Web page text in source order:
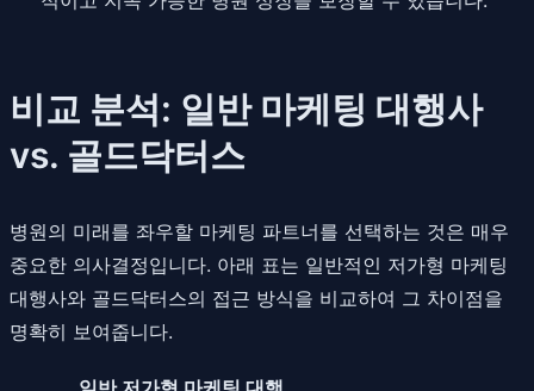
비교 분석: 일반 마케팅 대행사
vs. 골드닥터스
병원의 미래를 좌우할 마케팅 파트너를 선택하는 것은 매우
중요한 의사결정입니다. 아래 표는 일반적인 저가형 마케팅
대행사와 골드닥터스의 접근 방식을 비교하여 그 차이점을
명확히 보여줍니다.